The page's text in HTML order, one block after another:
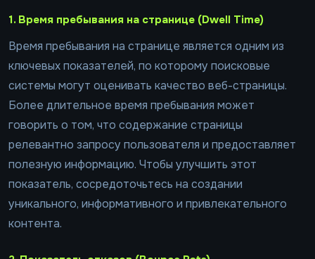
1. Время пребывания на странице (Dwell Time)
Время пребывания на странице является одним из
ключевых показателей, по которому поисковые
системы могут оценивать качество веб-страницы.
Более длительное время пребывания может
говорить о том, что содержание страницы
релевантно запросу пользователя и предоставляет
полезную информацию. Чтобы улучшить этот
показатель, сосредоточьтесь на создании
уникального, информативного и привлекательного
контента.